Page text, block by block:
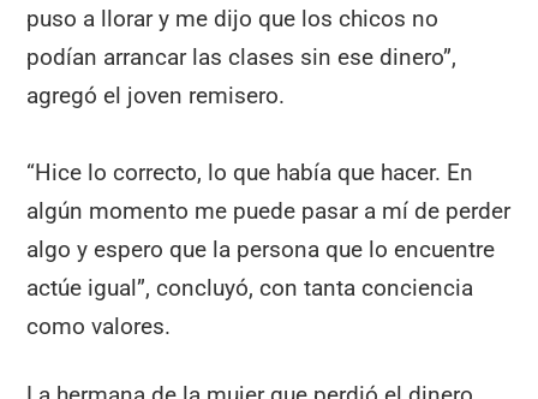
puso a llorar y me dijo que los chicos no
podían arrancar las clases sin ese dinero”,
agregó el joven remisero.
“Hice lo correcto, lo que había que hacer. En
algún momento me puede pasar a mí de perder
algo y espero que la persona que lo encuentre
actúe igual”, concluyó, con tanta conciencia
como valores.